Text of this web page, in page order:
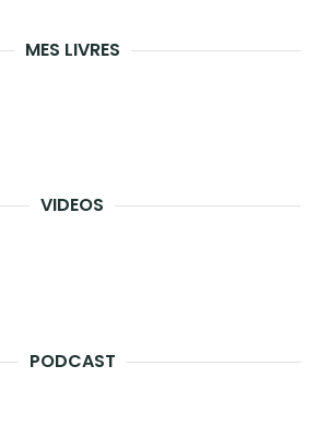
MES LIVRES
VIDEOS
PODCAST